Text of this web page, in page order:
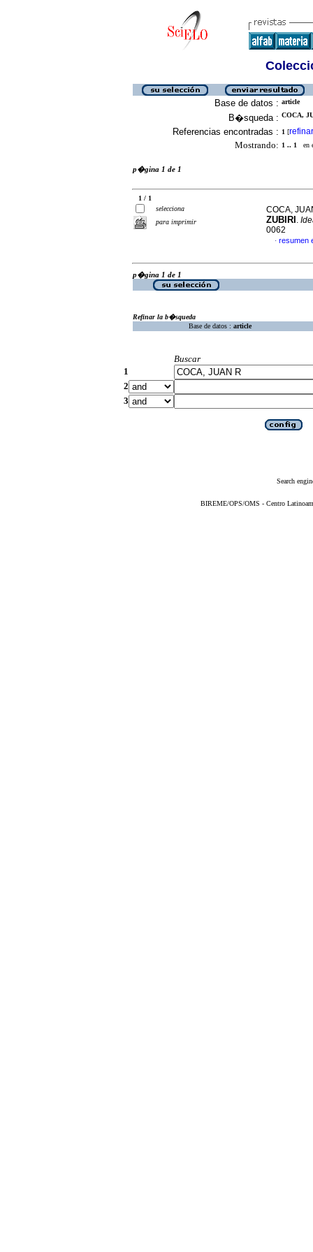
Base de datos : article
B�squeda : COCA,
Referencias encontradas : 1 [refinar
Mostrando: 1 .. 1 en
p�gina 1 de 1
1 / 1
selecciona
para imprimir
COCA,
ZUBIRI .
0062
· resumen
p�gina 1 de 1
Refinar la b�squeda
Base de datos : article
Buscar
1
2
3
Search
BIREME/OPS/OMS - Centro